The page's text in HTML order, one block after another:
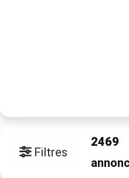
Filtres
2469